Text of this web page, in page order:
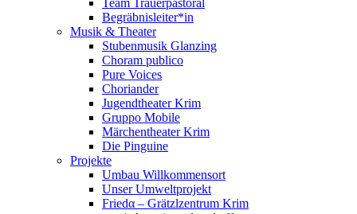
Team Trauerpastoral
Begräbnisleiter*in
Musik & Theater
Stubenmusik Glanzing
Choram publico
Pure Voices
Choriander
Jugendtheater Krim
Gruppo Mobile
Märchentheater Krim
Die Pinguine
Projekte
Umbau Willkommensort
Unser Umweltprojekt
Friedα – Grätzlzentrum Krim